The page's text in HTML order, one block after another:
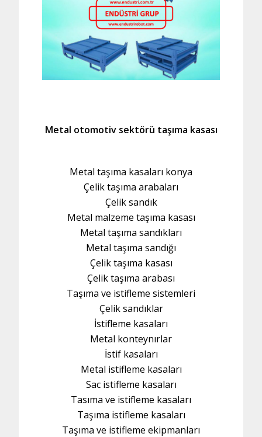
Metal otomotiv sektörü taşıma kasası
Metal taşıma kasaları konya
Çelik taşıma arabaları
Çelik sandık
Metal malzeme taşıma kasası
Metal taşıma sandıkları
Metal taşıma sandığı
Çelik taşıma kasası
Çelik taşıma arabası
Taşıma ve istifleme sistemleri
Çelik sandıklar
İstifleme kasaları
Metal konteynırlar
İstif kasaları
Metal istifleme kasaları
Sac istifleme kasaları
Tasıma ve istifleme kasaları
Taşıma istifleme kasaları
Taşıma ve istifleme ekipmanları